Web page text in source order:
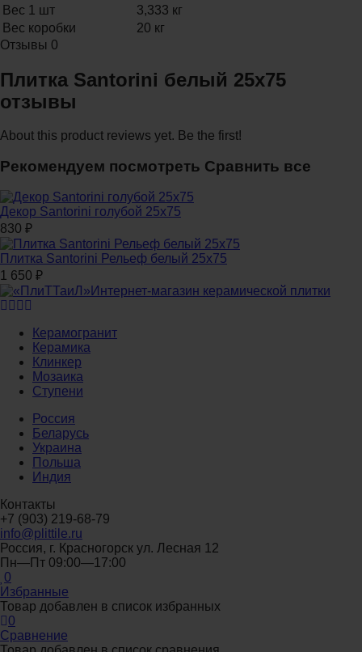
Вес 1 шт
3,333 кг
Вес коробки
20 кг
Отзывы 0
Плитка Santorini белый 25x75
отзывы
About this product reviews yet. Be the first!
Рекомендуем посмотреть Сравнить все
Декор Santorini голубой 25x75
830 ₽
Плитка Santorini Рельеф белый 25x75
1 650 ₽
Интернет-магазин керамической плитки
Керамогранит
Керамика
Клинкер
Мозаика
Ступени
Россия
Беларусь
Украина
Польша
Индия
Контакты
+7 (903) 219-68-79
info@plittile.ru
Россия, г. Красногорск ул. Лесная 12
Пн—Пт 09:00—17:00
0
Избранные
Товар добавлен в список избранных
0
Сравнение